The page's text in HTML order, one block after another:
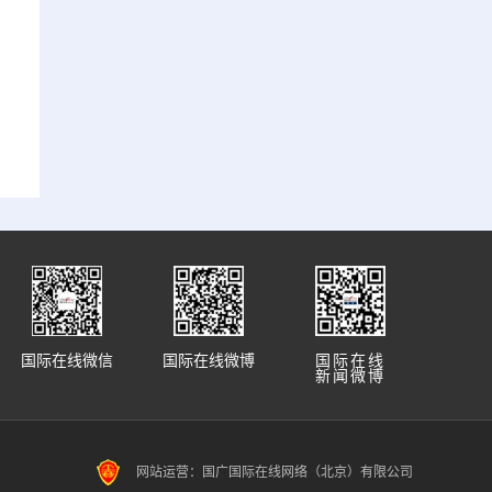
国际在线
新闻微博
国际在线微博
国际在线微信
网站运营：国广国际在线网络（北京）有限公司